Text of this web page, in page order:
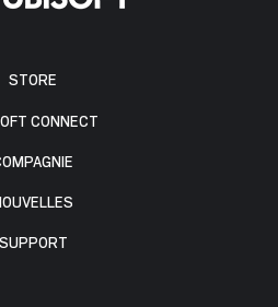
STORE
CONNECT
SUPPORT